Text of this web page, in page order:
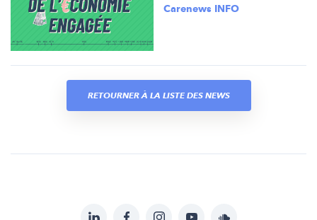
Carenews INFO
RETOURNER À LA LISTE DES NEWS
LinkedInFacebookInstagramYouTubeSoundcloud